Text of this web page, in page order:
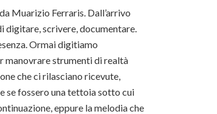
Muarizio Ferraris. Dall’arrivo
digitare, scrivere, documentare.
Ormai digitiamo
manovrare strumenti di realtà
che ci rilasciano ricevute,
se fossero una tettoia sotto cui
eppure la melodia che